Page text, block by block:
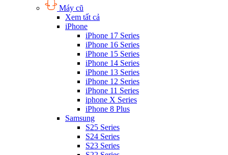
Máy cũ
Xem tất cả
iPhone
iPhone 17 Series
iPhone 16 Series
iPhone 15 Series
iPhone 14 Series
iPhone 13 Series
iPhone 12 Series
iPhone 11 Series
iphone X Series
iPhone 8 Plus
Samsung
S25 Series
S24 Series
S23 Series